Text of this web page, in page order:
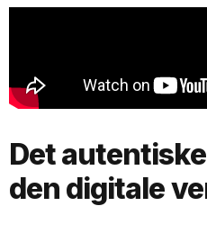
Det
den digitale